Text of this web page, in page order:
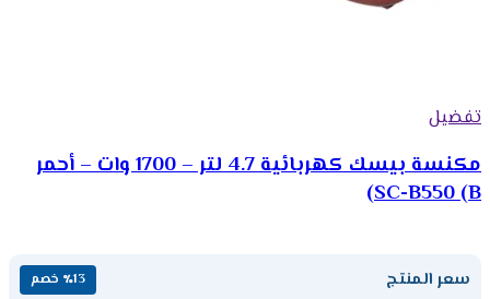
تفضيل
مكنسة بيسك كهربائية 4.7 لتر – 1700 وات – أحمر
SC-B550 (B)
سعر المنتج ٪13 خصم